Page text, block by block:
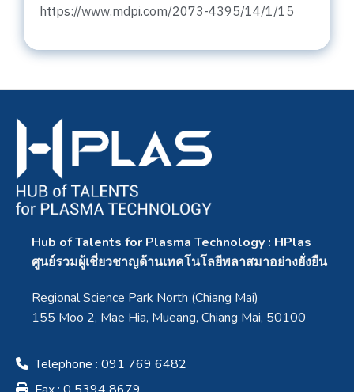
https://www.mdpi.com/2073-4395/14/1/15
Hub of Talents for Plasma Technology : HPlas
ศูนย์รวมผู้เชี่ยวชาญด้านเทคโนโลยีพลาสมาอย่างยั่งยืน
Regional Science Park North (Chiang Mai)
155 Moo 2, Mae Hia, Mueang, Chiang Mai, 50100
Telephone : 091 769 6482